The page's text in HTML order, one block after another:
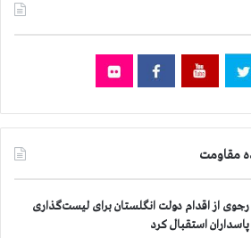
مقاومت
از اقدام دولت انگلستان برای لیست‌گذاری
استقبال کرد